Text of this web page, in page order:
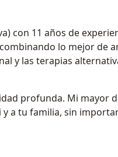
con 11 años de
lo mejor de
y las terapias
profunda. Mi mayor
a tu familia, sin